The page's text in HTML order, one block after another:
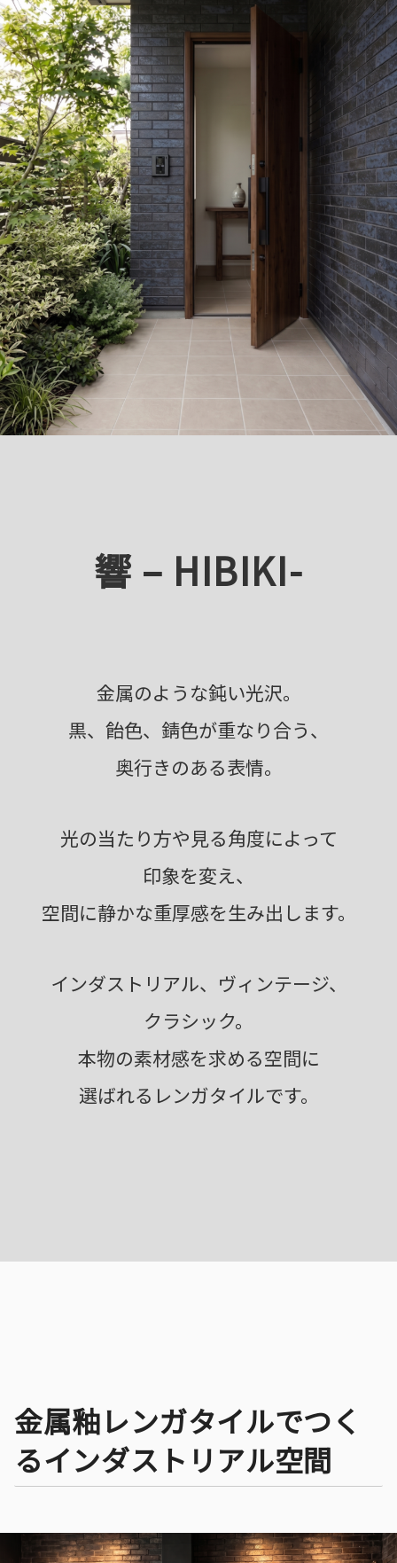
響 – HIBIKI-
金属のような鈍い光沢。
黒、飴色、錆色が重なり合う、
奥行きのある表情。
光の当たり方や見る角度によって
印象を変え、
空間に静かな重厚感を生み出します。
インダストリアル、ヴィンテージ、
クラシック。
本物の素材感を求める空間に
選ばれるレンガタイルです。
金属釉レンガタイルでつく
るインダストリアル空間